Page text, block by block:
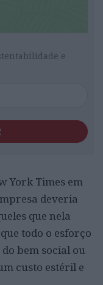
e
York Times em
deveria
que nela
todo o esforço
bem social ou
custo estéril e